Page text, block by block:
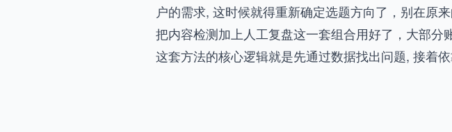
户的需求, 这时候就得重新确定选题方向了，别在原来
把内容检测加上人工复盘这一套组合用好了，大部分
这套方法的核心逻辑就是先通过数据找出问题, 接着